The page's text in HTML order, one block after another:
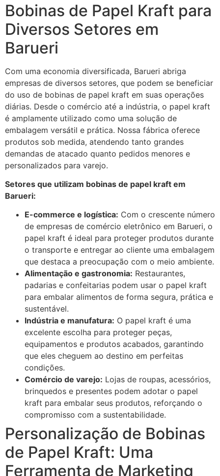
Bobinas de Papel Kraft para
Diversos Setores em
Barueri
Com uma economia diversificada, Barueri abriga
empresas de diversos setores, que podem se beneficiar
do uso de bobinas de papel kraft em suas operações
diárias. Desde o comércio até a indústria, o papel kraft
é amplamente utilizado como uma solução de
embalagem versátil e prática. Nossa fábrica oferece
produtos sob medida, atendendo tanto grandes
demandas de atacado quanto pedidos menores e
personalizados para varejo.
Setores que utilizam bobinas de papel kraft em
Barueri:
E-commerce e logística: Com o crescente número
de empresas de comércio eletrônico em Barueri, o
papel kraft é ideal para proteger produtos durante
o transporte e entregar ao cliente uma embalagem
que destaca a preocupação com o meio ambiente.
Alimentação e gastronomia: Restaurantes,
padarias e confeitarias podem usar o papel kraft
para embalar alimentos de forma segura, prática e
sustentável.
Indústria e manufatura: O papel kraft é uma
excelente escolha para proteger peças,
equipamentos e produtos acabados, garantindo
que eles cheguem ao destino em perfeitas
condições.
Comércio de varejo: Lojas de roupas, acessórios,
brinquedos e presentes podem adotar o papel
kraft para embalar seus produtos, reforçando o
compromisso com a sustentabilidade.
Personalização de Bobinas
de Papel Kraft: Uma
Ferramenta de Marketing